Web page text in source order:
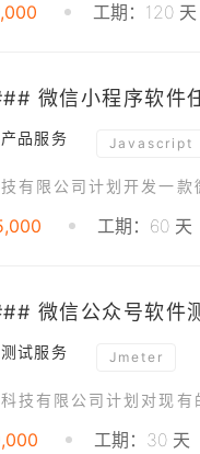
工期：120 天
微信小程序软件
品服务 Javascript
工期：60 天
微信公众号软件
试服务 Jmeter
工期：30 天